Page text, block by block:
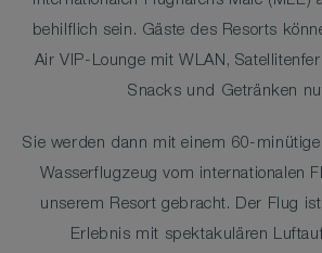
behilflich sein. Gäste des Resorts
Air VIP-Lounge mit WLAN,
Snacks und Getränken
Sie werden dann mit einem 60-
Wasserflugzeug vom internationalen
unserem Resort gebracht. Der Flug
Erlebnis mit spektakulären